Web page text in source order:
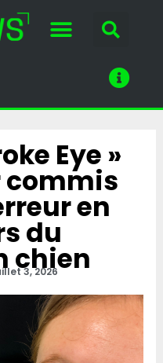
Eye »
commis
en
du
chien
3, 2026